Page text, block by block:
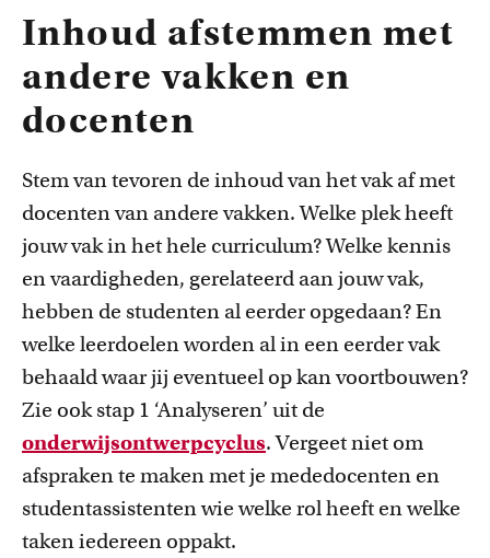
Inspiratie van collega-docenten
Lees Teacher Stories van collega-docenten.
Onderwijsinnovatie en beurzen
Leer over initiatieven en beurzen waarmee docenten
innovatieve ideeën realiseren.
Inhoud afstemmen met
andere vakken en
docenten
Stem van tevoren de inhoud van het vak af met
docenten van andere vakken. Welke plek heeft
jouw vak in het hele curriculum? Welke kennis
en vaardigheden, gerelateerd aan jouw vak,
hebben de studenten al eerder opgedaan? En
welke leerdoelen worden al in een eerder vak
behaald waar jij eventueel op kan voortbouwen?
Zie ook stap 1 ‘Analyseren’ uit de
onderwijsontwerpcyclus. Vergeet niet om
afspraken te maken met je mededocenten en
studentassistenten wie welke rol heeft en welke
taken iedereen oppakt.